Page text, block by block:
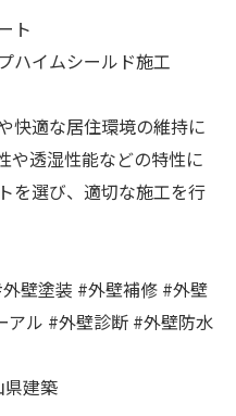
ト
ハイムシールド施工
快適な居住環境の維持に
や透湿性能などの特性に
を選び、適切な施工を行
壁塗装 #外壁補修 #外壁
アル #外壁診断 #外壁防水
建築